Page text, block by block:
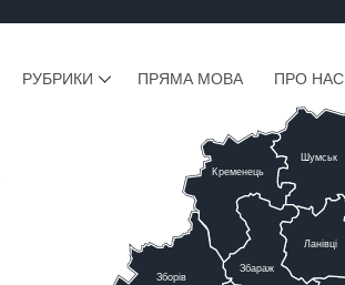
РУБРИКИ ПРЯМА МОВА ПРО НАС
Ланівці
Збараж
Шумськ
Кременець
Зборів